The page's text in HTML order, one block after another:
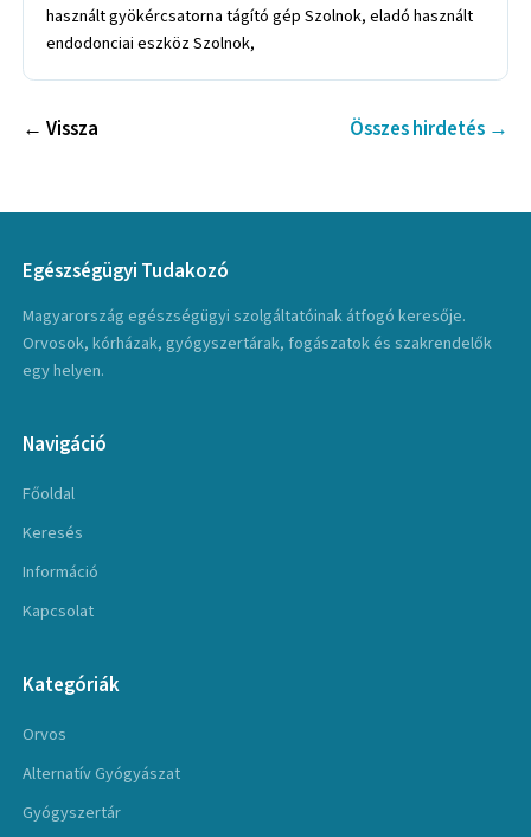
← Vissza Összes hirdetés →
Egészségügyi Tudakozó
Magyarország egészségügyi szolgáltatóinak átfogó keresője.
Orvosok, kórházak, gyógyszertárak, fogászatok és szakrendelők
egy helyen.
Navigáció
Főoldal
Keresés
Információ
Kapcsolat
Kategóriák
Orvos
Alternatív Gyógyászat
Gyógyszertár